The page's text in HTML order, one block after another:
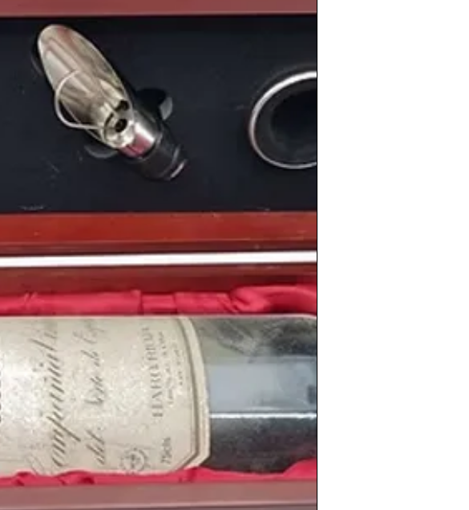
1998: el año en que el mundo miró a Francia
En el plano internacional, 1998 será siempre
Mundial de Fútbol en Francia
liderada porRaúl, Hierro y Zubizarreta
país anfitrión.
Ese mismo año,José Saramago recibió el
Premio Nobel de
, y en la música sonaban éxitos como Amiga mía
Alejandro SanzoRay of LightdeMadonna
Fue un año de cultura vibrante y grandes acontecimientos,
reflejo de un tiempo optimista y en transformación.
En 1998 nacieron figuras que hoy destacan en distintos
el cantantePaulo Londra, el productorBizarrap, el futbolista
Kylian Mbappé, el jugador del Real MadridFede Valverde, el
Shawn Mendeso el
actorJaden Smith.
Una generación creativa y talentosa que comparte año con
una añada igualmente prometedora.
1998 embotellado: elegancia y autenticidad
Regalar o conservar un
vino del año 1998
de confianza y plenitud en el mundo del vino español.
Una añada con identidad propia, marcada por la madurez y la
serenidad de los grandes años, perfecta paracumpleaños,
aniversarios, jubilaciones o coleccionistas que buscan una
botella con alma e historia.
Descubre más sobre losvinos antiguos del año 1998en